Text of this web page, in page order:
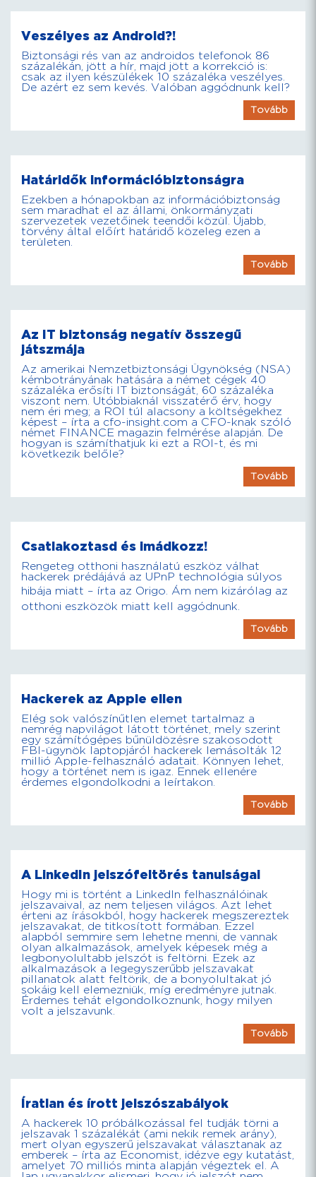
Veszélyes az Android?!
Biztonsági rés van az androidos telefonok 86
százalékán, jött a hír, majd jött a korrekció is:
csak az ilyen készülékek 10 százaléka veszélyes.
De azért ez sem kevés. Valóban aggódnunk kell?
Tovább
Határidők információbiztonságra
Ezekben a hónapokban az információbiztonság
sem maradhat el az állami, önkormányzati
szervezetek vezetőinek teendői közül. Újabb,
törvény által előírt határidő közeleg ezen a
területen.
Tovább
Az IT biztonság negatív összegű
játszmája
Az amerikai Nemzetbiztonsági Ügynökség (NSA)
kémbotrányának hatására a német cégek 40
százaléka erősíti IT biztonságát, 60 százaléka
viszont nem. Utóbbiaknál visszatérő érv, hogy
nem éri meg; a ROI túl alacsony a költségekhez
képest – írta a cfo-insight.com a CFO-knak szóló
német FINANCE magazin felmérése alapján. De
hogyan is számíthatjuk ki ezt a ROI-t, és mi
következik belőle?
Tovább
Csatlakoztasd és imádkozz!
Rengeteg otthoni használatú eszköz válhat
hackerek prédájává az UPnP technológia súlyos
hibája miatt – írta az Origo. Ám nem kizárólag az
otthoni eszközök miatt kell aggódnunk.
Tovább
Hackerek az Apple ellen
Elég sok valószínűtlen elemet tartalmaz a
nemrég napvilágot látott történet, mely szerint
egy számítógépes bűnüldözésre szakosodott
FBI-ügynök laptopjáról hackerek lemásolták 12
millió Apple-felhasználó adatait. Könnyen lehet,
hogy a történet nem is igaz. Ennek ellenére
érdemes elgondolkodni a leírtakon.
Tovább
A LinkedIn jelszófeltörés tanulságai
Hogy mi is történt a LinkedIn felhasználóinak
jelszavaival, az nem teljesen világos. Azt lehet
érteni az írásokból, hogy hackerek megszereztek
jelszavakat, de titkosított formában. Ezzel
alapból semmire sem lehetne menni, de vannak
olyan alkalmazások, amelyek képesek még a
legbonyolultabb jelszót is feltörni. Ezek az
alkalmazások a legegyszerűbb jelszavakat
pillanatok alatt feltörik, de a bonyolultakat jó
sokáig kell elemezniük, míg eredményre jutnak.
Érdemes tehát elgondolkoznunk, hogy milyen
volt a jelszavunk.
Tovább
Íratlan és írott jelszószabályok
A hackerek 10 próbálkozással fel tudják törni a
jelszavak 1 százalékát (ami nekik remek arány),
mert olyan egyszerű jelszavakat választanak az
emberek – írta az Economist, idézve egy kutatást,
amelyet 70 milliós minta alapján végeztek el. A